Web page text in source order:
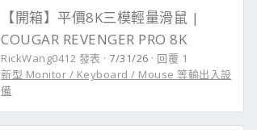
【開箱】平價8K三模輕量滑鼠 |
COUGAR REVENGER PRO 8K
RickWang0412 發表 7/31/26
回覆 1
新型 Monitor / Keyboard / Mouse 等輸出入設
備